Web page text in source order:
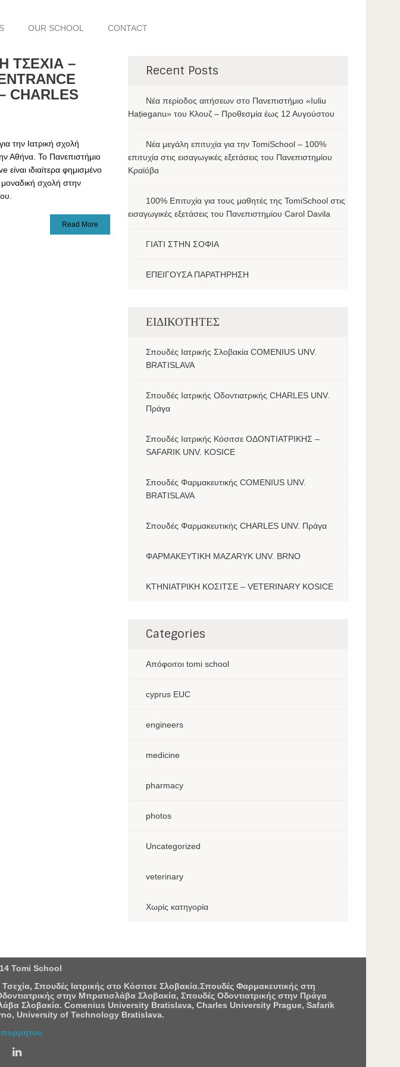
OUR SCHOOL CONTACT
ΤΣΕΧΙΑ –
CHARLES
την Ιατρική σχολή
Αθήνα. Το Πανεπιστήμιο
ιδιαίτερα φημισμένο
σχολή στην
Read More
Recent Posts
Νέα περίοδος αιτήσεων στο Πανεπιστήμιο «Iuliu
Hațieganu» του Κλουζ – Προθεσμία έως 12 Αυγούστου
Νέα μεγάλη επιτυχία για την TomiSchool – 100%
επιτυχία στις εισαγωγικές εξετάσεις του Πανεπιστημίου
Κραϊόβα
100% Επιτυχία για τους μαθητές της TomiSchool στις
εισαγωγικές εξετάσεις του Πανεπιστημίου Carol Davila
ΓΙΑΤΙ ΣΤΗΝ ΣΟΦΙΑ
ΕΠΕΙΓΟΥΣΑ ΠΑΡΑΤΗΡΗΣΗ
ΕΙΔΙΚΟΤΗΤΕΣ
Σπουδές Ιατρικής Σλοβακία COMENIUS UNV.
BRATISLAVA
Σπουδές Ιατρικής Οδοντιατρικής CHARLES UNV.
Πράγα
Σπουδές Ιατρικής Κόσιτσε ΟΔΟΝΤΙΑΤΡΙΚΗΣ –
SAFARIK UNV. KOSICE
Σπουδές Φαρμακευτικής COMENIUS UNV.
BRATISLAVA
Σπουδές Φαρμακευτικής CHARLES UNV. Πράγα
ΦΑΡΜΑΚΕΥΤΙΚΗ MAZARYK UNV. BRNO
ΚΤΗΝΙΑΤΡΙΚΗ ΚΟΣΙΤΣΕ – VETERINARY KOSICE
Categories
Aπόφοιτοι tomi school
cyprus EUC
engineers
medicine
pharmacy
photos
Uncategorized
veterinary
Χωρίς κατηγορία
Tomi School
Σπουδές Ιατρικής στο Κόσιτσε Σλοβακία.Σπουδές Φαρμακευτικής στη
στην Μπρατισλάβα Σλοβακία, Σπουδές Οδοντιατρικής στην Πράγα
Σλοβακία. Comenius University Bratislava, Charles University Prague, Safarik
University of Technology Bratislava.